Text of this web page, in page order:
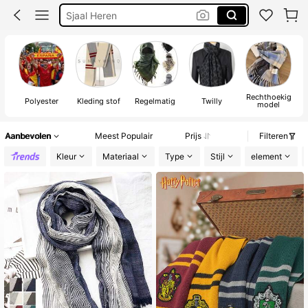
Sjaal Winter
Sjaal
Polyester Kleding stof Regelmatig Twilly Rechthoekig
model
Aanbevolen Meest Populair Prijs
Filteren
Kleur
Materiaal Type Stijl element